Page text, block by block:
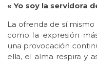
« Yo soy la servidora
La ofrenda de sí
como la expresión
una provocación
ella, el alma respira y